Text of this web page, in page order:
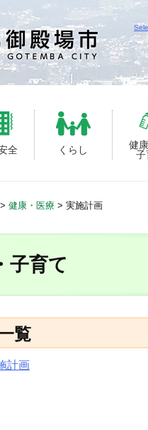
全 くらし
健
子
> 健康・医療 > 実施計画
子育て
覧
計画